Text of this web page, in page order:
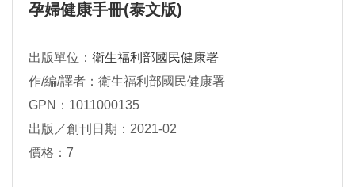
孕婦健康手冊(泰文版)
出版單位： 衛生福利部國民健康署
作/編/譯者：衛生福利部國民健康署
GPN：1011000135
出版／創刊日期：2021-02
價格：7